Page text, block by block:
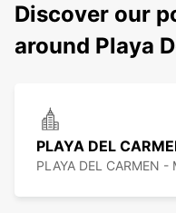
Discover our
around Playa
PLAYA DEL
PLAYA DEL CARMEN -